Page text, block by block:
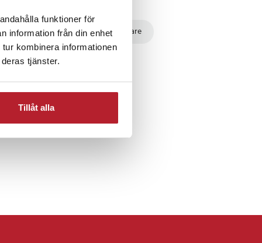
funktioner för
information från din enhet
kombinera informationen
tjänster.
Tillåt alla
Till bilen Bilhållare
Fordon